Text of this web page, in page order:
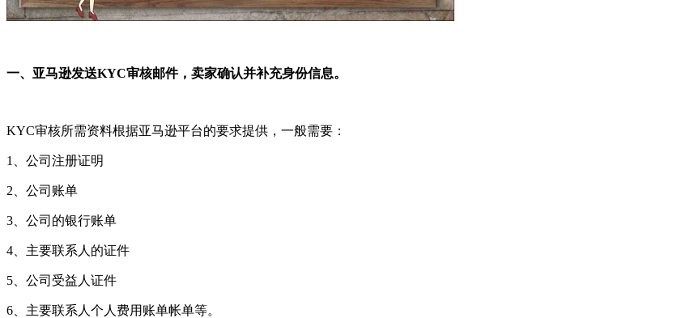
一、亚马逊发送KYC审核邮件，卖家确认并补充身份信息。
KYC审核所需资料根据亚马逊平台的要求提供，一般需要：
1、公司注册证明
2、公司账单
3、公司的银行账单
4、主要联系人的证件
5、公司受益人证件
6、主要联系人个人费用账单帐单等。